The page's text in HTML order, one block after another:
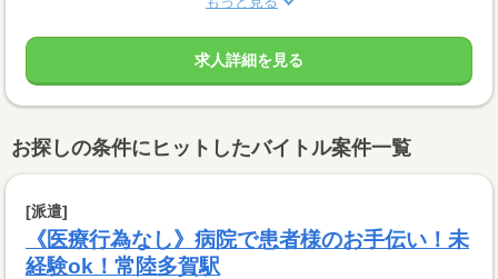
求人詳細を見る
お探しの条件にヒットしたバイトル案件一覧
[派遣]
《医療行為なし》病院で患者様のお手伝い！未
経験ok！常陸多賀駅